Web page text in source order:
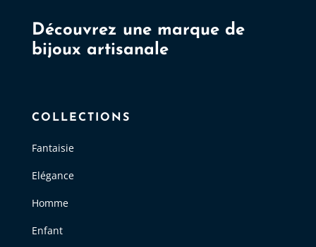
Découvrez une marque de
bijoux artisanale
COLLECTIONS
Fantaisie
Elégance
Homme
Enfant